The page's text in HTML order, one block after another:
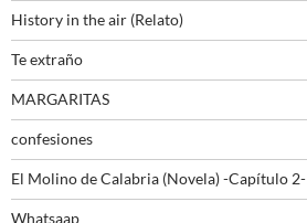
History in the air (Relato)
Te extraño
MARGARITAS
confesiones
El Molino de Calabria (Novela) -Capítulo 2-
Whatsaap